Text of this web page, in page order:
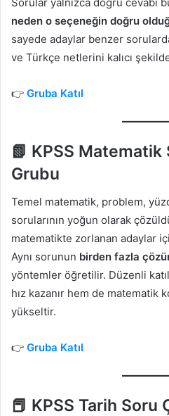
neden o seçeneğin doğru
sayede adaylar benzer
ve Türkçe netlerini kalıcı
👉 Gruba Katıl
📗 KPSS Matematik
Grubu
Temel matematik, problem,
sorularının yoğun olarak
matematikte zorlanan adaylar
Aynı sorunun birden fazla
yöntemler öğretilir. Düzenli
hız kazanır hem de matematik
yükseltir.
👉 Gruba Katıl
📕 KPSS Tarih Soru